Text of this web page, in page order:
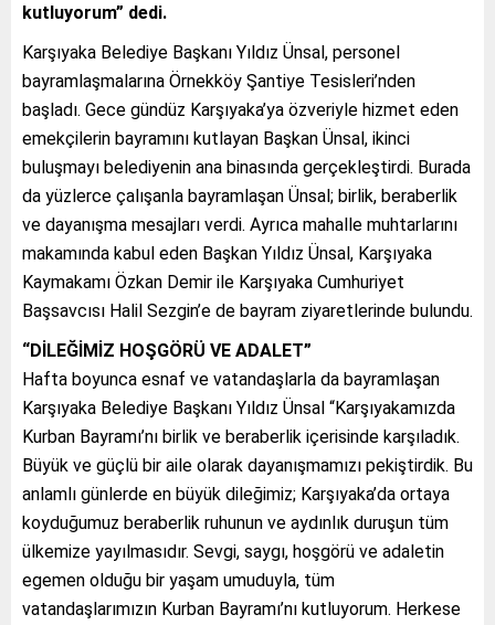
kutluyorum” dedi.
Karşıyaka Belediye Başkanı Yıldız Ünsal, personel
bayramlaşmalarına Örnekköy Şantiye Tesisleri’nden
başladı. Gece gündüz Karşıyaka’ya özveriyle hizmet eden
emekçilerin bayramını kutlayan Başkan Ünsal, ikinci
buluşmayı belediyenin ana binasında gerçekleştirdi. Burada
da yüzlerce çalışanla bayramlaşan Ünsal; birlik, beraberlik
ve dayanışma mesajları verdi. Ayrıca mahalle muhtarlarını
makamında kabul eden Başkan Yıldız Ünsal, Karşıyaka
Kaymakamı Özkan Demir ile Karşıyaka Cumhuriyet
Başsavcısı Halil Sezgin’e de bayram ziyaretlerinde bulundu.
“DİLEĞİMİZ HOŞGÖRÜ VE ADALET”
Hafta boyunca esnaf ve vatandaşlarla da bayramlaşan
Karşıyaka Belediye Başkanı Yıldız Ünsal “Karşıyakamızda
Kurban Bayramı’nı birlik ve beraberlik içerisinde karşıladık.
Büyük ve güçlü bir aile olarak dayanışmamızı pekiştirdik. Bu
anlamlı günlerde en büyük dileğimiz; Karşıyaka’da ortaya
koyduğumuz beraberlik ruhunun ve aydınlık duruşun tüm
ülkemize yayılmasıdır. Sevgi, saygı, hoşgörü ve adaletin
egemen olduğu bir yaşam umuduyla, tüm
vatandaşlarımızın Kurban Bayramı’nı kutluyorum. Herkese